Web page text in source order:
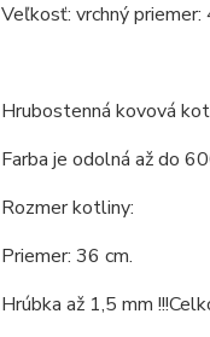
Veľkosť: vrchný priemer:
Hrubostenná kovová
Farba je odolná až do
Rozmer kotliny:
Priemer: 36 cm.
Hrúbka až 1,5 mm